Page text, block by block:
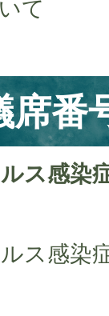
て
席番
ス感染
ス感染